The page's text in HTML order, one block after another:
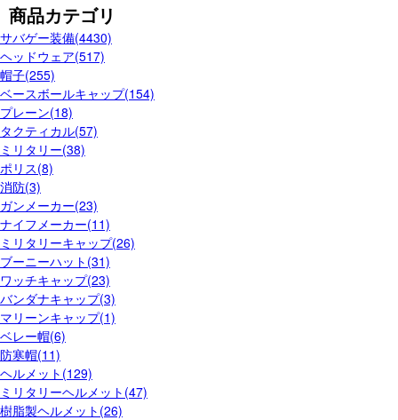
商品カテゴリ
サバゲー装備(4430)
ヘッドウェア(517)
帽子(255)
ベースボールキャップ(154)
プレーン(18)
タクティカル(57)
ミリタリー(38)
ポリス(8)
消防(3)
ガンメーカー(23)
ナイフメーカー(11)
ミリタリーキャップ(26)
ブーニーハット(31)
ワッチキャップ(23)
バンダナキャップ(3)
マリーンキャップ(1)
ベレー帽(6)
防寒帽(11)
ヘルメット(129)
ミリタリーヘルメット(47)
樹脂製ヘルメット(26)